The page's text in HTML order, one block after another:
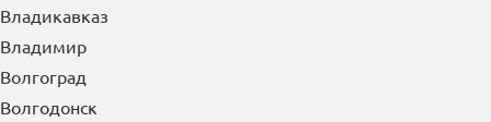
Верея
Верхняя Пышма
Верхняя Салда
Видное